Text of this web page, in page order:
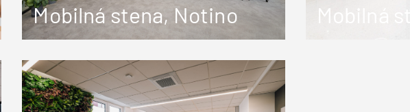
Mobilná stena, Notino Mobilná